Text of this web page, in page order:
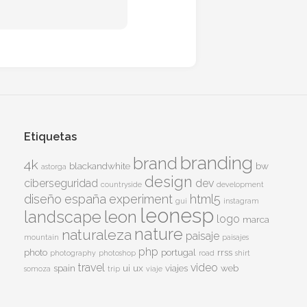
Etiquetas
4k astorga blackandwhite brand branding bw
ciberseguridad countryside design dev development
diseño españa experiment gui html5 instagram
landscape leon leonesp logo marca
mountain naturaleza nature paisaje paisajes
photo photography photoshop php portugal road rrss shirt
somoza spain travel trip ui ux viaje viajes video web